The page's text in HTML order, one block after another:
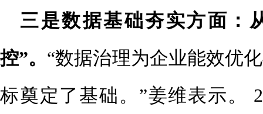
三是数据基础夯实方面：
控”。 “数据治理为企业能效优
标奠定了基础。”姜维表示。